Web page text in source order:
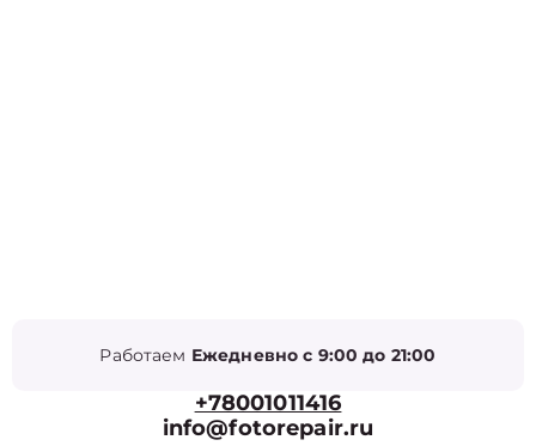
Работаем Ежедневно с 9:00 до 21:00
+78001011416
info@fotorepair.ru